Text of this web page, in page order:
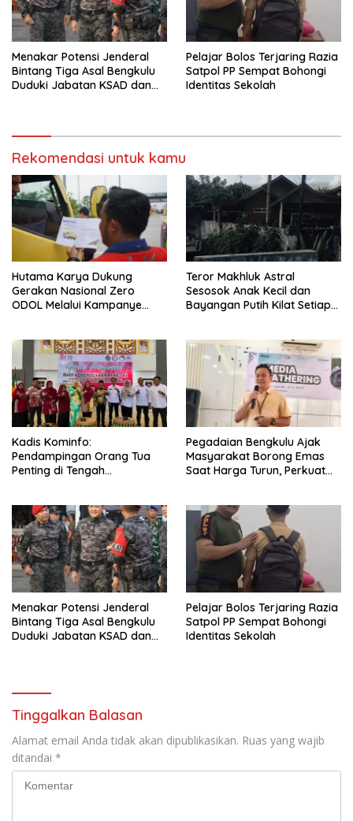
Menakar Potensi Jenderal
Bintang Tiga Asal Bengkulu
Duduki Jabatan KSAD dan
Pelajar Bolos Terjaring Razia
Satpol PP Sempat Bohongi
Identitas Sekolah
Rekomendasi untuk kamu
Hutama Karya Dukung
Gerakan Nasional Zero
ODOL Melalui Kampanye
Teror Makhluk Astral
Sesosok Anak Kecil dan
Bayangan Putih Kilat Setiap
Kadis Kominfo:
Pendampingan Orang Tua
Penting di Tengah
Pegadaian Bengkulu Ajak
Masyarakat Borong Emas
Saat Harga Turun, Perkuat
Menakar Potensi Jenderal
Bintang Tiga Asal Bengkulu
Duduki Jabatan KSAD dan
Pelajar Bolos Terjaring Razia
Satpol PP Sempat Bohongi
Identitas Sekolah
Tinggalkan Balasan
Alamat email Anda tidak akan dipublikasikan. Ruas yang wajib
ditandai *